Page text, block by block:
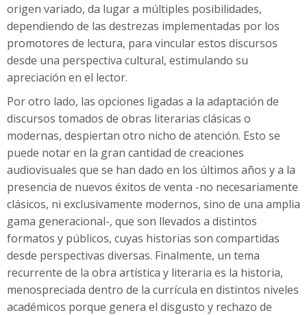
origen variado, da lugar a múltiples posibilidades,
dependiendo de las destrezas implementadas por los
promotores de lectura, para vincular estos discursos
desde una perspectiva cultural, estimulando su
apreciación en el lector.
Por otro lado, las opciones ligadas a la adaptación de
discursos tomados de obras literarias clásicas o
modernas, despiertan otro nicho de atención. Esto se
puede notar en la gran cantidad de creaciones
audiovisuales que se han dado en los últimos años y a la
presencia de nuevos éxitos de venta -no necesariamente
clásicos, ni exclusivamente modernos, sino de una amplia
gama generacional-, que son llevados a distintos
formatos y públicos, cuyas historias son compartidas
desde perspectivas diversas. Finalmente, un tema
recurrente de la obra artística y literaria es la historia,
menospreciada dentro de la currícula en distintos niveles
académicos porque genera el disgusto y rechazo de